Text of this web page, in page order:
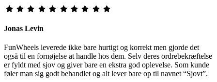
Jonas Levin
FunWheels leverede ikke bare hurtigt og korrekt men gjorde det
også til en fornøjelse at handle hos dem. Selv deres ordrebekræftelse
er fyldt med sjov og giver bare en ekstra god oplevelse. Som kunde
føler man sig godt behandlet og alt lever bare op til navnet “Sjovt”.